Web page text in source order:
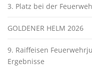
3. Platz bei der
GOLDENER HELM 2026
9. Raiffeisen
Ergebnisse